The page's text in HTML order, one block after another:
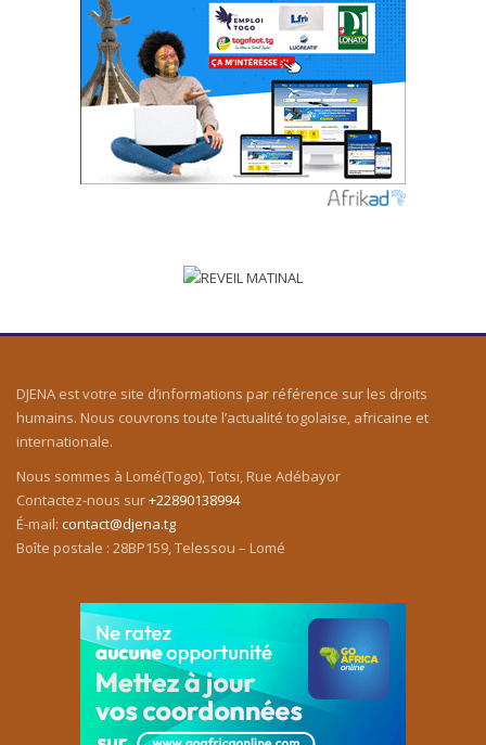
DJENA est votre site d’informations par référence sur les droits
humains. Nous couvrons toute l’actualité togolaise, africaine et
internationale.
Nous sommes à Lomé(Togo), Totsi, Rue Adébayor
Contactez-nous sur+22890138994
É-mail: contact@djena.tg
Boîte postale : 28BP159, Telessou – Lomé